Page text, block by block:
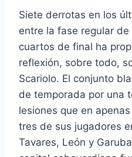
Siete derrotas en los
entre la fase regular
cuartos de final ha
reflexión, sobre todo,
Scariolo. El conjunto
de temporada por una
lesiones que en
tres de sus jugadores
Tavares, León y